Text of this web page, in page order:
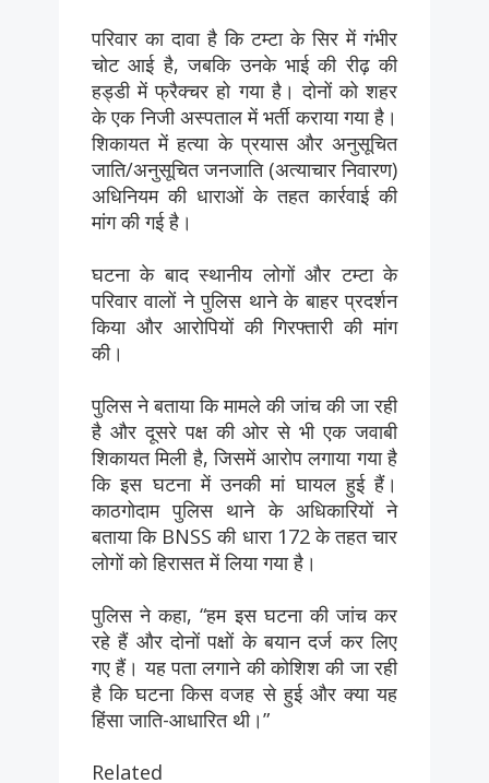
परिवार का दावा है कि टम्टा के सिर में गंभीर
चोट आई है, जबकि उनके भाई की रीढ़ की
हड्डी में फ्रैक्चर हो गया है। दोनों को शहर
के एक निजी अस्पताल में भर्ती कराया गया है।
शिकायत में हत्या के प्रयास और अनुसूचित
जाति/अनुसूचित जनजाति (अत्याचार निवारण)
अधिनियम की धाराओं के तहत कार्रवाई की
मांग की गई है।
घटना के बाद स्थानीय लोगों और टम्टा के
परिवार वालों ने पुलिस थाने के बाहर प्रदर्शन
किया और आरोपियों की गिरफ्तारी की मांग
की।
पुलिस ने बताया कि मामले की जांच की जा रही
है और दूसरे पक्ष की ओर से भी एक जवाबी
शिकायत मिली है, जिसमें आरोप लगाया गया है
कि इस घटना में उनकी मां घायल हुई हैं।
काठगोदाम पुलिस थाने के अधिकारियों ने
बताया कि BNSS की धारा 172 के तहत चार
लोगों को हिरासत में लिया गया है।
पुलिस ने कहा, “हम इस घटना की जांच कर
रहे हैं और दोनों पक्षों के बयान दर्ज कर लिए
गए हैं। यह पता लगाने की कोशिश की जा रही
है कि घटना किस वजह से हुई और क्या यह
हिंसा जाति-आधारित थी।”
Related